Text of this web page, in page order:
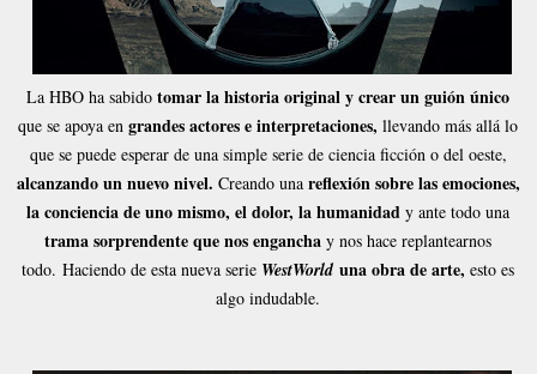
La HBO ha sabidotomar la historia original y crear un guión único
que se apoya engrandes actores e interpretaciones, llevando más allá lo
que se puede esperar de una simple serie de ciencia ficción o del oeste,
alcanzando un nuevo nivel. Creando una reflexión sobre las emociones,
la conciencia de uno mismo, el dolor, la humanidad y ante todo una
trama sorprendente que nos engancha y nos hace replantearnos
todo.Haciendo de esta nueva serie WestWorlduna obra de arte,esto es
algo indudable.